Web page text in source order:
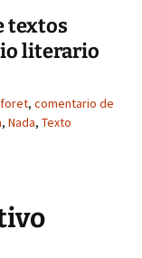
textos
literario
, comentario de
, Nada, Texto